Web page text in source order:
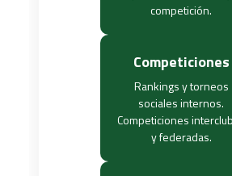
competición.
Competiciones
Rankings y torneos
sociales internos.
Competiciones
y federadas.